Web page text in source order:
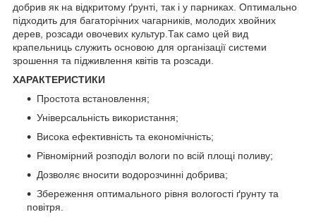
добрив як на відкритому ґрунті, так і у парниках. Оптимально
підходить для багаторічних чагарників, молодих хвойних
дерев, розсади овочевих культур.Так само цей вид
крапельниць служить основою для організації системи
зрошення та підживлення квітів та розсади.
ХАРАКТЕРИСТИКИ
Простота встановлення;
Універсальність використання;
Висока ефективність та економічність;
Рівномірний розподіл вологи по всій площі поливу;
Дозволяє вносити водорозчинні добрива;
Збереження оптимального рівня вологості ґрунту та
повітря.